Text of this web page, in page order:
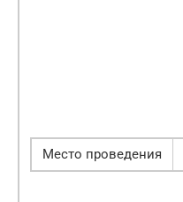
Место проведения